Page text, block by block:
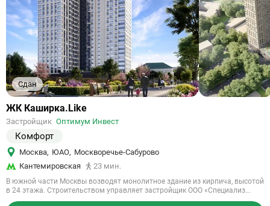
Сдан
Ссылка
объект
ЖК Каширка.Like
Застройщик Оптимум Инвест
Комфорт
Москва, ЮАО, Москворечье-Сабурово
Кантемировская
23 мин.
В южной части Москвы возводят монолитное здание из кирпича, высотой
в 24 этажа. Строительством управляет застройщик ООО «Специализ...